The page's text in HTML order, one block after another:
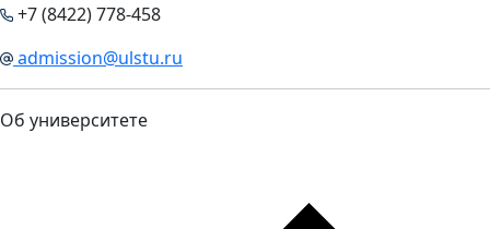
+7 (8422) 778-458
admission@ulstu.ru
Об университете